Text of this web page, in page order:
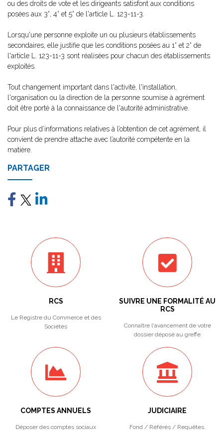
ou des droits de vote et les dirigeants satisfont aux conditions
posées aux 3°, 4° et 5° de l'article L. 123-11-3.
Lorsqu'une personne exploite un ou plusieurs établissements
secondaires, elle justifie que les conditions posées au 1° et 2° de
l'article L. 123-11-3 sont réalisées pour chacun des établissements
exploités.
Tout changement important dans l'activité, l'installation,
l'organisation ou la direction de la personne soumise à agrément
doit être porté à la connaissance de l'autorité administrative.
Pour plus d’informations relatives à l’obtention de cet agrément, il
convient de prendre attache avec l’autorité compétente en la
matière.
PARTAGER
RCS
Le Registre du Commerce et des
Sociétés
SUIVRE UNE FORMALITÉ AU
RCS
Connaître l'avancement de votre
dossier déposé au greffe
COMPTES ANNUELS
Déposer des comptes sociaux
JUDICIAIRE
Fond / Référés / Requêtes.